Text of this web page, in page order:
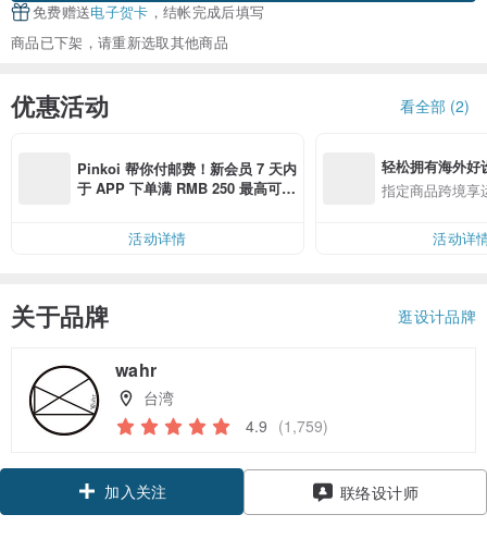
免费赠送电子贺卡 ，结帐完成后填写
商品已下架，请重新选取其他商品
优惠活动 看全部 (2)
Pinkoi 帮你付邮费！新会员 7 天内
于 APP 下单满 RMB 250 最高可折
活动详情
轻松拥有海外好
指定商品跨境享
活动详
关于品牌 逛设计品牌
wahr
台湾
4.9 (1,759)
加入关注 联络设计师